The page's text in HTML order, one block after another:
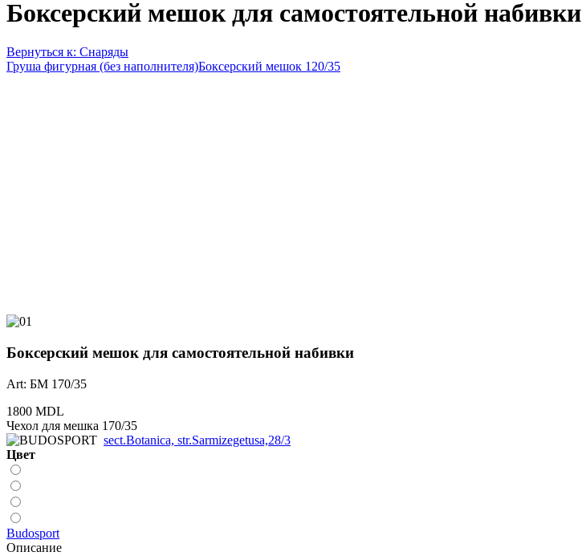
Боксерский мешок для самостоятельной набивки
Вернуться к: Снаряды
Груша фигурная (без наполнителя)Боксерский мешок 120/35
Боксерский мешок для самостоятельной набивки
Art: БМ 170/35
1800 MDL
Чехол для мешка 170/35
sect.Botanica, str.Sarmizegetusa,28/3
Цвет
Budosport
Описание